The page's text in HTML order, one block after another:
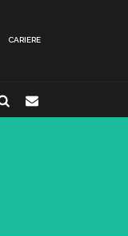
CARIERE